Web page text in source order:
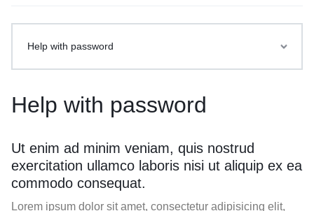
Help with password
Ut enim ad minim veniam, quis nostrud
exercitation ullamco laboris nisi ut aliquip ex ea
commodo consequat.
Lorem ipsum dolor sit amet, consectetur adipisicing elit,
Help with password